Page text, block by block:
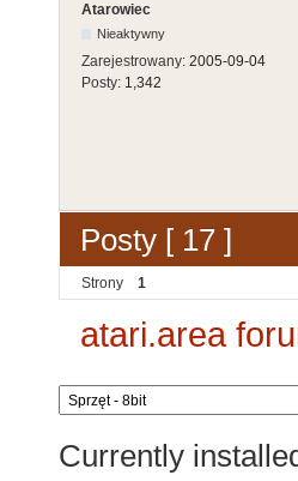
Atarowiec
Nieaktywny
Zarejestrowany: 2005-09-04
Posty: 1,342
Posty [ 17 ]
Strony 1
atari.area
Currently